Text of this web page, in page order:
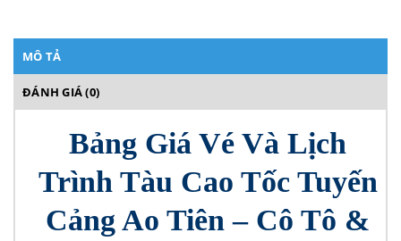
MÔ TẢ
ĐÁNH GIÁ (0)
Bảng Giá Vé Và Lịch
Trình Tàu Cao Tốc Tuyến
Cảng Ao Tiên – Cô Tô &